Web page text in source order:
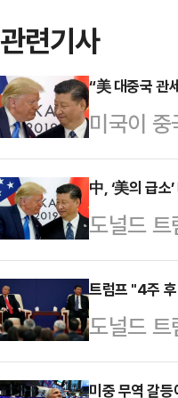
관련기사
“美 대중국 관
미국이
포인트
국 대통
트저널
간) 중국
품에 부
화할 경
시장에서
中, ‘美의 급소
도널드
셜을 통
요 의제
게”라고
람에 우
트럼프 "4주
도널드
의 미국
미중 무역 갈